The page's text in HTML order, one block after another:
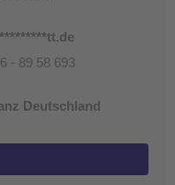
tt.de
- 89 58 693
Deutschland